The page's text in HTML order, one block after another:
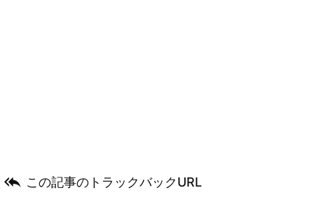
 この記事のトラックバックURL